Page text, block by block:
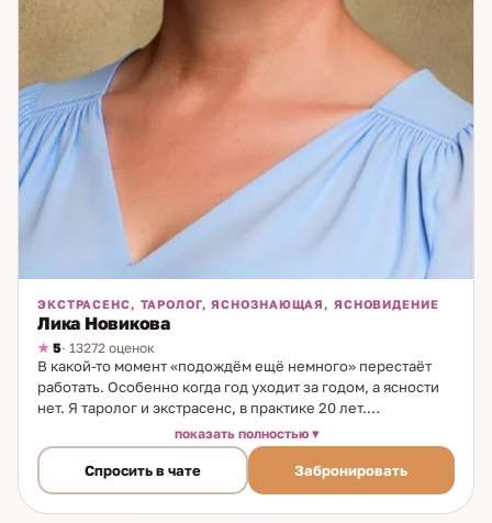
ЭКСТРАСЕНС, ТАРОЛОГ, ЯСНОЗНАЮЩАЯ, ЯСНОВИДЕНИЕ
Лика Новикова
5· 13272 оценок
В какой-то момент «подождём ещё немного» перестаёт
работать. Особенно когда год уходит за годом, а ясности
нет. Я таролог и экстрасенс, в практике 20 лет.
Способности начали развиваться с детства под
руководством бабушки. Со временем Таро и
экстрасенсорное считывание стали основным форматом —
как наиболее полный и точный инструмент. Два канала
одновременно: расклад Таро и прямое считывание
показать полностью
Спросить в чате Забронировать